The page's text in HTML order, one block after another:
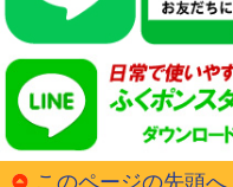
このページの先頭へ